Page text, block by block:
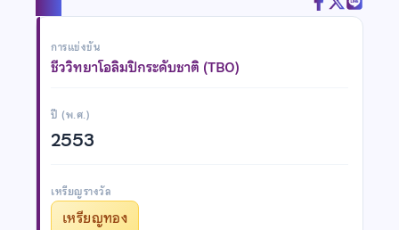
การแข่งขัน
ชีววิทยาโอลิมปิกระดับชาติ (TBO)
ปี (พ.ศ.)
2553
เหรียญรางวัล
เหรียญทอง